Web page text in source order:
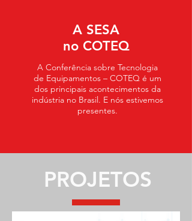
A SESA
no COTEQ
A Conferência sobre Tecnologia
de Equipamentos – COTEQ é um
dos principais acontecimentos da
indústria no Brasil. E nós estivemos
presentes.
PROJETOS